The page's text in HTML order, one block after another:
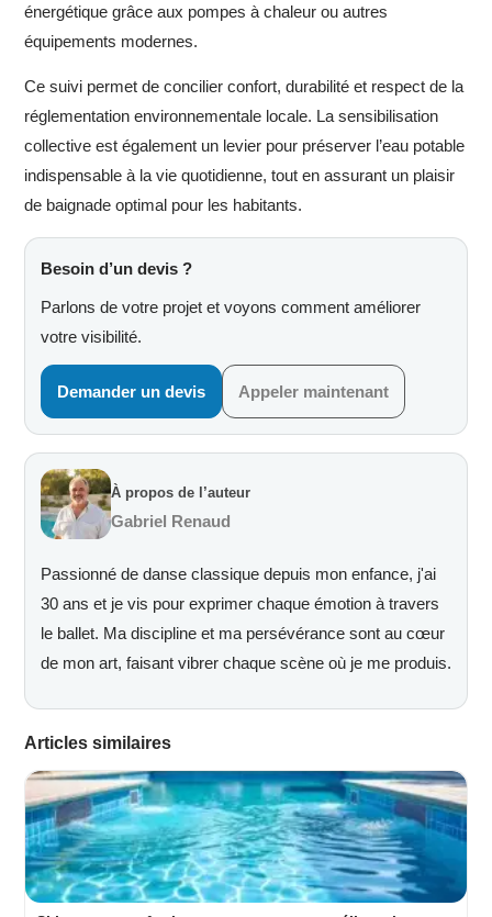
énergétique grâce aux pompes à chaleur ou autres
équipements modernes.
Ce suivi permet de concilier confort, durabilité et respect de la
réglementation environnementale locale. La sensibilisation
collective est également un levier pour préserver l’eau potable
indispensable à la vie quotidienne, tout en assurant un plaisir
de baignade optimal pour les habitants.
Besoin d’un devis ?
Parlons de votre projet et voyons comment améliorer
votre visibilité.
Demander un devis Appeler maintenant
À propos de l’auteur
Gabriel Renaud
Passionné de danse classique depuis mon enfance, j'ai
30 ans et je vis pour exprimer chaque émotion à travers
le ballet. Ma discipline et ma persévérance sont au cœur
de mon art, faisant vibrer chaque scène où je me produis.
Articles similaires